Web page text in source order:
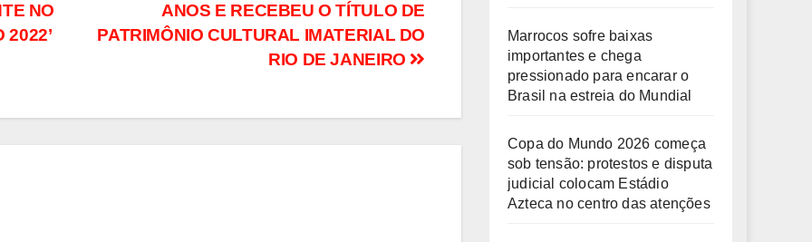
ANOS E RECEBEU O TÍTULO DE
PATRIMÔNIO CULTURAL IMATERIAL DO
RIO DE JANEIRO
NO
2022’
Marrocos sofre baixas
importantes e chega
pressionado para encarar o
Brasil na estreia do Mundial
Copa do Mundo 2026 começa
sob tensão: protestos e disputa
judicial colocam Estádio
Azteca no centro das atenções